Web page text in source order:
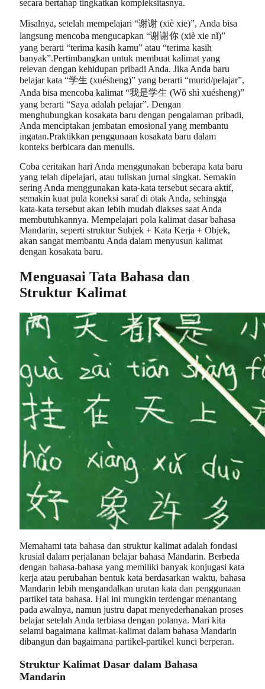
secara bertahap tingkatkan kompleksitasnya.
Misalnya, setelah mempelajari “谢谢 (xiè xie)”, Anda bisa
langsung mencoba mengucapkan “谢谢你 (xiè xie nǐ)”
yang berarti “terima kasih kamu” atau “terima kasih
banyak”.Pertimbangkan untuk membuat kalimat yang
relevan dengan kehidupan pribadi Anda. Jika Anda baru
belajar kata “学生 (xuésheng)” yang berarti “murid/pelajar”,
Anda bisa mencoba kalimat “我是学生 (Wǒ shì xuésheng)”
yang berarti “Saya adalah pelajar”. Dengan
menghubungkan kosakata baru dengan pengalaman pribadi,
Anda menciptakan jembatan emosional yang membantu
ingatan.Praktikkan penggunaan kosakata baru dalam
konteks berbicara dan menulis.
Coba ceritakan hari Anda menggunakan beberapa kata baru
yang telah dipelajari, atau tuliskan jurnal singkat. Semakin
sering Anda menggunakan kata-kata tersebut secara aktif,
semakin kuat pula koneksi saraf di otak Anda, sehingga
kata-kata tersebut akan lebih mudah diakses saat Anda
membutuhkannya. Mempelajari pola kalimat dasar bahasa
Mandarin, seperti struktur Subjek + Kata Kerja + Objek,
akan sangat membantu Anda dalam menyusun kalimat
dengan kosakata baru.
Menguasai Tata Bahasa dan
Struktur Kalimat
Memahami tata bahasa dan struktur kalimat adalah fondasi
krusial dalam perjalanan belajar bahasa Mandarin. Berbeda
dengan bahasa-bahasa yang memiliki banyak konjugasi kata
kerja atau perubahan bentuk kata berdasarkan waktu, bahasa
Mandarin lebih mengandalkan urutan kata dan penggunaan
partikel tata bahasa. Hal ini mungkin terdengar menantang
pada awalnya, namun justru dapat menyederhanakan proses
belajar setelah Anda terbiasa dengan polanya. Mari kita
selami bagaimana kalimat-kalimat dalam bahasa Mandarin
dibangun dan bagaimana partikel-partikel kunci berperan.
Struktur Kalimat Dasar dalam Bahasa
Mandarin